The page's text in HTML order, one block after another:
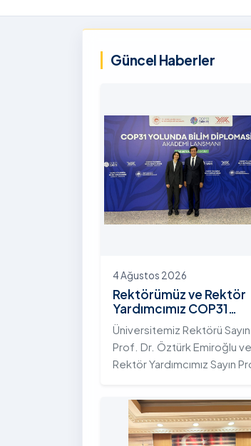
Tıklayınız
Güncel Haberler
4 Ağustos 2026
Rektörümüz ve Rektör
Yardımcımız COP31
Yolunda Bilim
Akademi Lansmanı
Toplantısına Katıldı
Üniversitemiz Rektörü Sayın
Prof. Dr. Öztürk Emiroğlu ve
Rektör Yardımcımız Sayın
Kurulu (YÖK) ev sahipliğinde
Ağustos 2026 tarihinde
Ankara’da düzenlenen